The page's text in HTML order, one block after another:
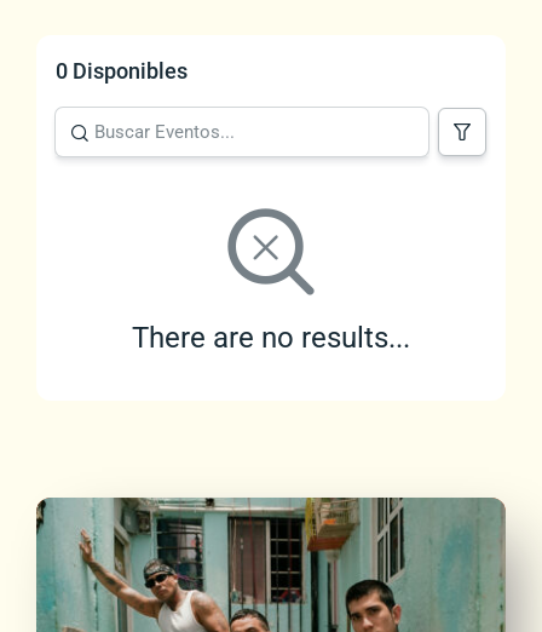
0 Disponibles
There are no results...